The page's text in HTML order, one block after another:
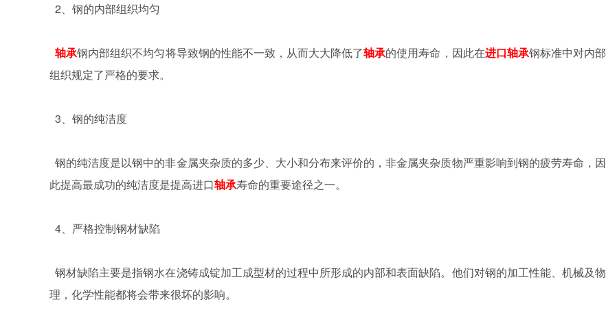
2、钢的内部组织均匀
轴承钢内部组织不均匀将导致钢的性能不一致，从而大大降低了轴承的使用寿命，因此在进口轴承钢标准中对内部
组织规定了严格的要求。
3、钢的纯洁度
钢的纯洁度是以钢中的非金属夹杂质的多少、大小和分布来评价的，非金属夹杂质物严重影响到钢的疲劳寿命，因
此提高最成功的纯洁度是提高进口轴承寿命的重要途径之一。
4、严格控制钢材缺陷
钢材缺陷主要是指钢水在浇铸成锭加工成型材的过程中所形成的内部和表面缺陷。他们对钢的加工性能、机械及物
理，化学性能都将会带来很坏的影响。